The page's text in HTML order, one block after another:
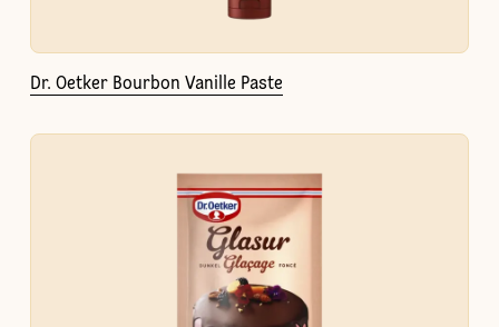
Dr. Oetker Bourbon Vanille Paste